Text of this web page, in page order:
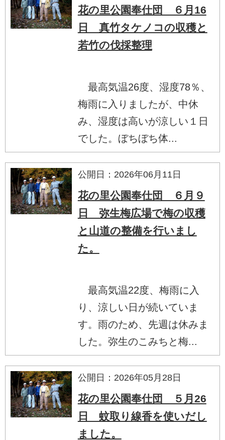
花の里公園奉仕団 ６月16
日 真竹タケノコの収穫と
若竹の伐採整理
最高気温26度、湿度78％、
梅雨に入りましたが、中休
み、湿度は高いが涼しい１日
でした。ぼちぼち体...
公開日：2026年06月11日
花の里公園奉仕団 ６月９
日 弥生梅広場で梅の収穫
と山道の整備を行いまし
た。
最高気温22度、梅雨に入
り、涼しい日が続いていま
す。雨のため、先週は休みま
した。弥生のこみちと梅...
公開日：2026年05月28日
花の里公園奉仕団 ５月26
日 蚊取り線香を使いだし
ました。